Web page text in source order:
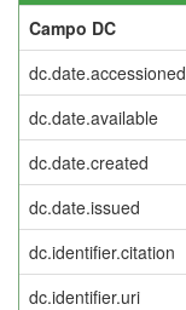
Campo DC
dc.date.accessioned
dc.date.available
dc.date.created
dc.date.issued
dc.identifier.citation
dc.identifier.uri